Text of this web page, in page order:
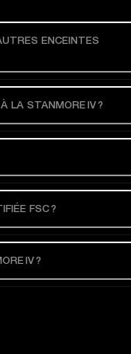
ENCEINTES
LA STANMORE IV ?
FSC ?
IV ?